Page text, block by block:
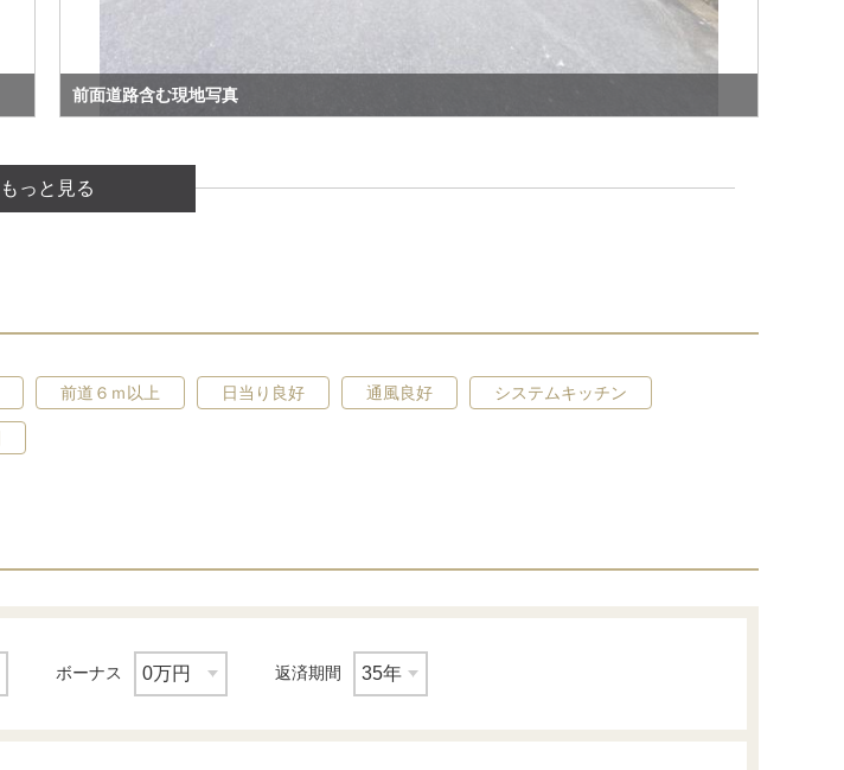
前面道路含む現地写真
もっと見る
前道６ｍ以上 日当り良好 通風良好 システムキッチン
ボーナス 返済期間